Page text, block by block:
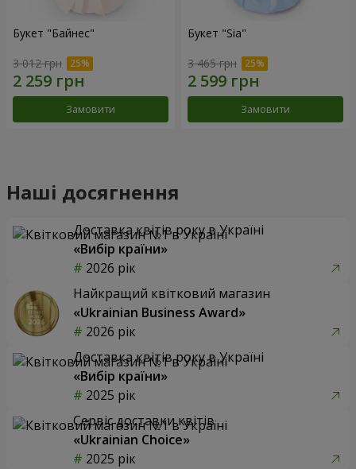
Букет "Байнес"
3 012 грн
Замовити
Букет "Sia"
3 465 грн
Замовити
Наші досягнення
Доставка квітів року в Україні
«Вибір країни»
2026 рік
Найкращий квітковий магазин
«Ukrainian Business Award»
2026 рік
Доставка квітів року в Україні
«Вибір країни»
2025 рік
Сервіс доставки квітів
«Ukrainian Choice»
2025 рік